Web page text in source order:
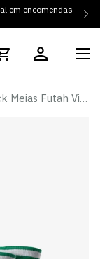
encomendas
Pack Meias Futah Vintage